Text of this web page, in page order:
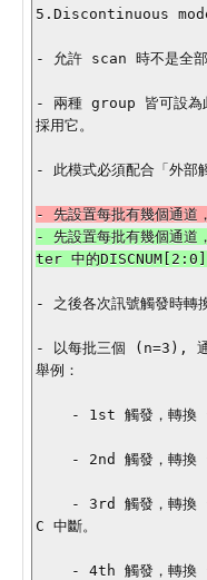
5.Discontinuous
- 允許 scan 時不是全部
- 兩種 group 皆可設為
採用它。
- 此模式必須配合「外部
- 先設置每批有幾個通
- 之後各次訊號觸發時轉
- 以每批三個
舉例：
C 中斷。